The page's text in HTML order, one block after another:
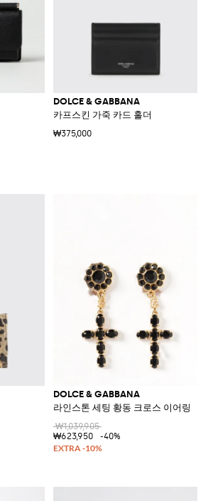
DOLCE & GABBANA
카프스킨 가죽 카드 홀더
₩375,000
DOLCE & GABBANA
라인스톤 세팅 황동 크로스 이어링
₩1,039,905
₩623,950
-40%